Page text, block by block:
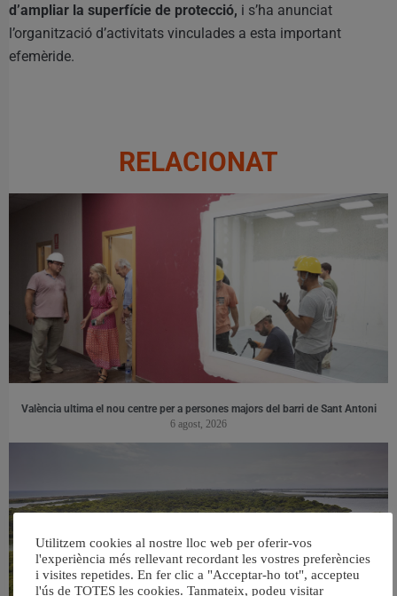
d’ampliar la superfície de protecció, i s’ha anunciat
l’organització d’activitats vinculades a esta important
efemèride.
RELACIONAT
València ultima el nou centre per a persones majors del barri de Sant Antoni
6 agost, 2026
Utilitzem cookies al nostre lloc web per oferir-vos
l'experiència més rellevant recordant les vostres preferències
i visites repetides. En fer clic a "Acceptar-ho tot", accepteu
l'ús de TOTES les cookies. Tanmateix, podeu visitar